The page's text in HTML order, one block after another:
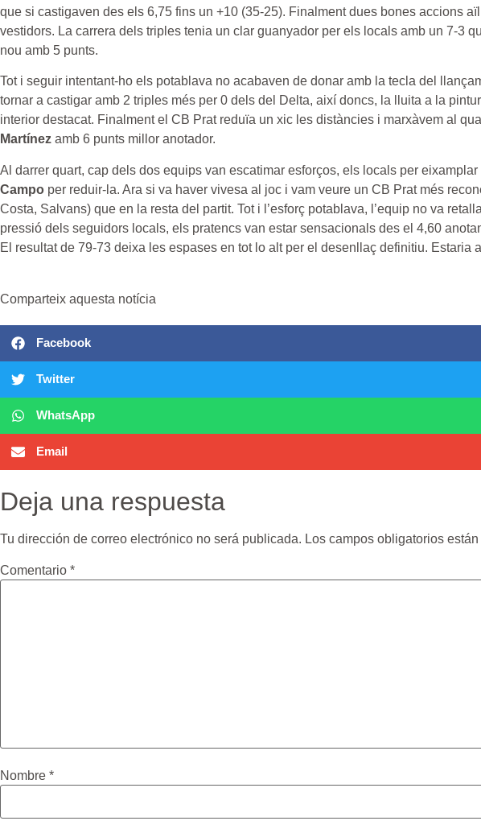
que si castigaven des els 6,75 fins un +10 (35-25). Finalment dues bones accions
vestidors. La carrera dels triples tenia un clar guanyador per els locals amb un 7-3
nou amb 5 punts.
Tot i seguir intentant-ho els potablava no acabaven de donar amb la tecla del
tornar a castigar amb 2 triples més per 0 dels del Delta, així doncs, la lluita a la
interior destacat. Finalment el CB Prat reduïa un xic les distàncies i marxàvem al
Martínez amb 6 punts millor anotador.
Al darrer quart, cap dels dos equips van escatimar esforços, els locals per
Campo per reduir-la. Ara si va haver vivesa al joc i vam veure un CB Prat més
Costa, Salvans) que en la resta del partit. Tot i l’esforç potablava, l’equip no va
pressió dels seguidors locals, els pratencs van estar sensacionals des el 4,60
El resultat de 79-73 deixa les espases en tot lo alt per el desenllaç definitiu. Estaria
Comparteix aquesta notícia
Facebook
Twitter
WhatsApp
Email
Deja una respuesta
Tu dirección de correo electrónico no será publicada. Los campos obligatorios
Comentario *
Nombre *